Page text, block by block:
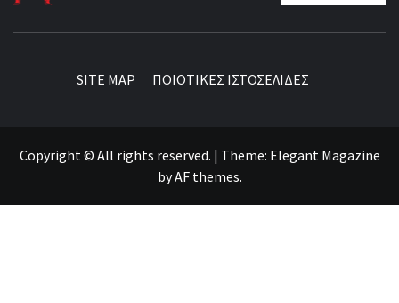
SITE MAP ΠΟΙΟΤΙΚΕΣ ΙΣΤΟΣΕΛΙΔΕΣ
Copyright © All rights reserved. | Theme: Elegant Magazine
byAF themes.